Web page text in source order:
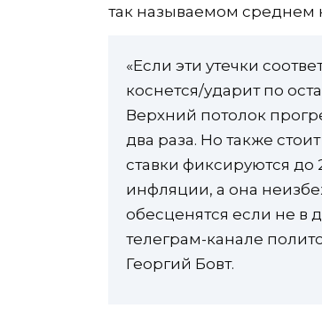
так называемом среднем
«Если эти утечки
коснется/ударит по
Верхний потолок
два раза. Но также
ставки фиксируются
инфляции, а она
обесценятся если не в
телеграм-канале
Георгий Бовт.